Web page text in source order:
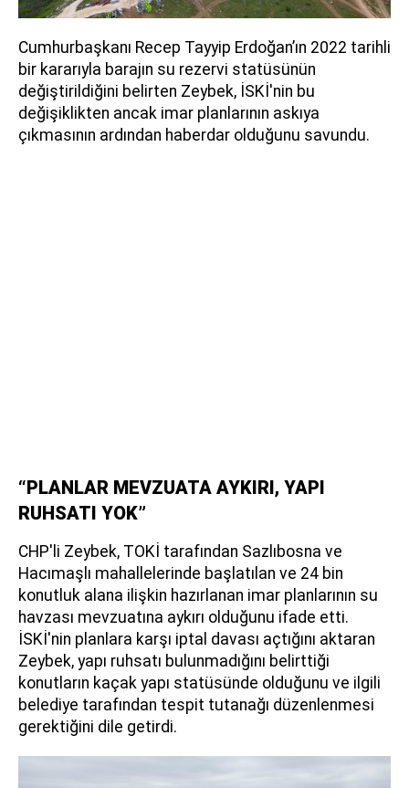
Cumhurbaşkanı Recep Tayyip Erdoğan’ın 2022 tarihli
bir kararıyla barajın su rezervi statüsünün
değiştirildiğini belirten Zeybek, İSKİ'nin bu
değişiklikten ancak imar planlarının askıya
çıkmasının ardından haberdar olduğunu savundu.
“PLANLAR MEVZUATA AYKIRI, YAPI
RUHSATI YOK”
CHP'li Zeybek, TOKİ tarafından Sazlıbosna ve
Hacımaşlı mahallelerinde başlatılan ve 24 bin
konutluk alana ilişkin hazırlanan imar planlarının su
havzası mevzuatına aykırı olduğunu ifade etti.
İSKİ'nin planlara karşı iptal davası açtığını aktaran
Zeybek, yapı ruhsatı bulunmadığını belirttiği
konutların kaçak yapı statüsünde olduğunu ve ilgili
belediye tarafından tespit tutanağı düzenlenmesi
gerektiğini dile getirdi.